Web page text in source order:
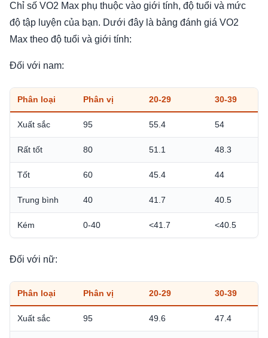
Chỉ số VO2 Max phụ thuộc vào giới tính, độ tuổi và mức
độ tập luyện của bạn. Dưới đây là bảng đánh giá VO2
Max theo độ tuổi và giới tính:
Đối với nam:
Phân loại Phân vị 20-29 30-39
Xuất sắc 95 55.4 54
Rất tốt 80 51.1 48.3
Tốt 60 45.4 44
Trung bình 40 41.7 40.5
Kém 0-40 <41.7 <40.5
Đối với nữ:
Phân loại Phân vị 20-29 30-39
Xuất sắc 95 49.6 47.4